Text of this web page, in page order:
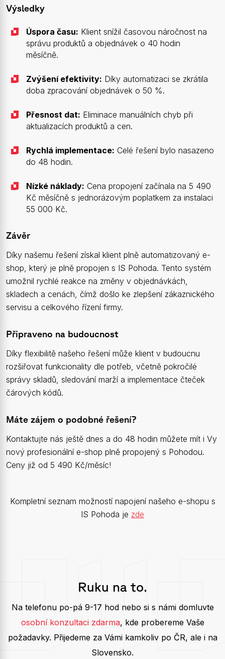
Výsledky
Úspora času: Klient snížil časovou náročnost na
správu produktů a objednávek o 40 hodin
měsíčně.
Zvýšení efektivity: Díky automatizaci se zkrátila
doba zpracování objednávek o 50 %.
Přesnost dat: Eliminace manuálních chyb při
aktualizacích produktů a cen.
Rychlá implementace: Celé řešení bylo nasazeno
do 48 hodin.
Nízké náklady: Cena propojení začínala na 5 490
Kč měsíčně s jednorázovým poplatkem za instalaci
55 000 Kč.
Závěr
Díky našemu řešení získal klient plně automatizovaný e-
shop, který je plně propojen s IS Pohoda. Tento systém
umožnil rychlé reakce na změny v objednávkách,
skladech a cenách, čímž došlo ke zlepšení zákaznického
servisu a celkového řízení firmy.
Připraveno na budoucnost
Díky flexibilitě našeho řešení může klient v budoucnu
rozšiřovat funkcionality dle potřeb, včetně pokročilé
správy skladů, sledování marží a implementace čteček
čárových kódů.
Máte zájem o podobné řešení?
Kontaktujte nás ještě dnes a do 48 hodin můžete mít i Vy
nový profesionální e-shop plně propojený s Pohodou.
Ceny již od 5 490 Kč/měsíc!
Kompletní seznam možností napojení našeho e-shopu s
IS Pohoda je zde
Ruku na to.
Na telefonu po-pá 9-17 hod nebo si s námi domluvte
osobní konzultaci zdarma, kde probereme Vaše
požadavky. Přijedeme za Vámi kamkoliv po ČR, ale i na
Slovensko.